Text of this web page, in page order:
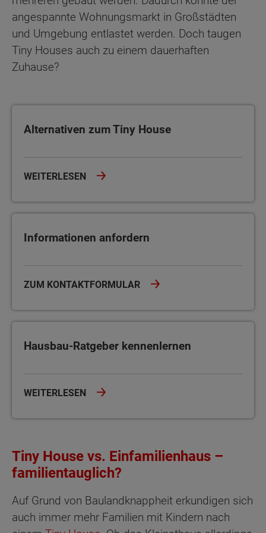
angespannte Wohnungsmarkt in Großstädten
und Umgebung entlastet werden. Doch taugen
Tiny Houses auch zu einem dauerhaften
Zuhause?
Alternativen zum Tiny House
WEITERLESEN
Informationen anfordern
ZUM KONTAKTFORMULAR
Hausbau-Ratgeber kennenlernen
WEITERLESEN
Tiny House vs. Einfamilienhaus –
familientauglich?
Auf Grund von Baulandknappheit erkundigen sich
auch immer mehr Familien mit Kindern nach